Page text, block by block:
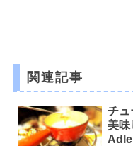
関連記事
チ
美味